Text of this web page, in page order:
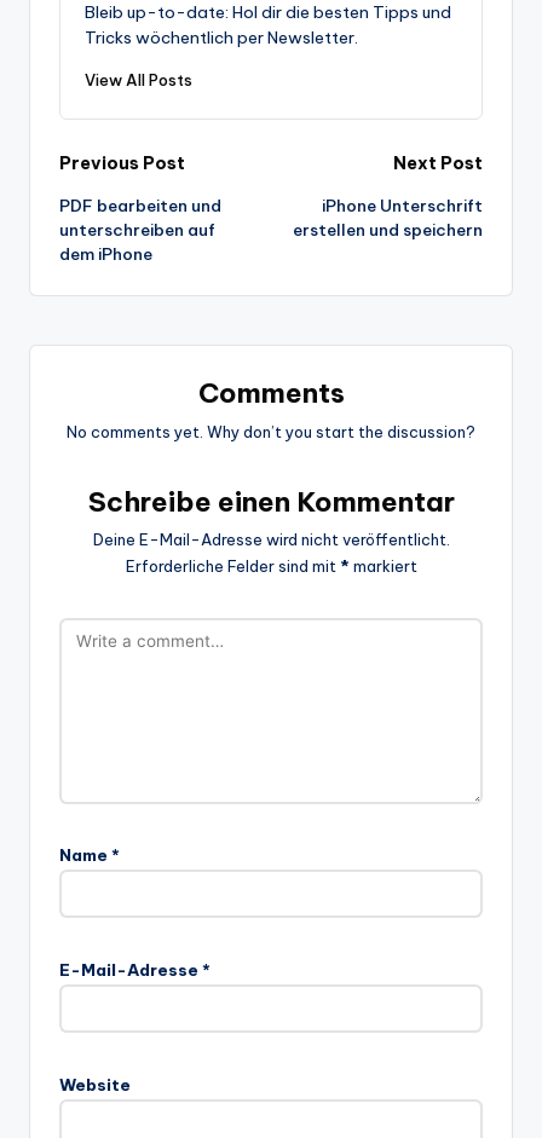
Bleib up-to-date: Hol dir die besten Tipps und
Tricks wöchentlich per Newsletter.
View All Posts
Post
navigation
Previous Post
PDF bearbeiten und
unterschreiben auf
dem iPhone
Next Post
iPhone Unterschrift
erstellen und speichern
Comments
No comments yet. Why don’t you start the discussion?
Schreibe einen Kommentar
Deine E-Mail-Adresse wird nicht veröffentlicht.
Erforderliche Felder sind mit * markiert
Name *
E-Mail-Adresse *
Website